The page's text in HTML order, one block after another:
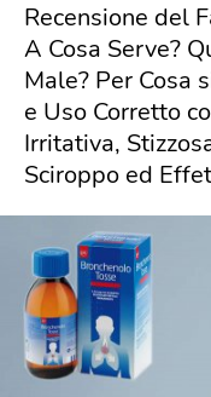
Recensione del
A Cosa Serve?
Male? Per Cosa
e Uso Corretto
Irritativa,
Sciroppo ed